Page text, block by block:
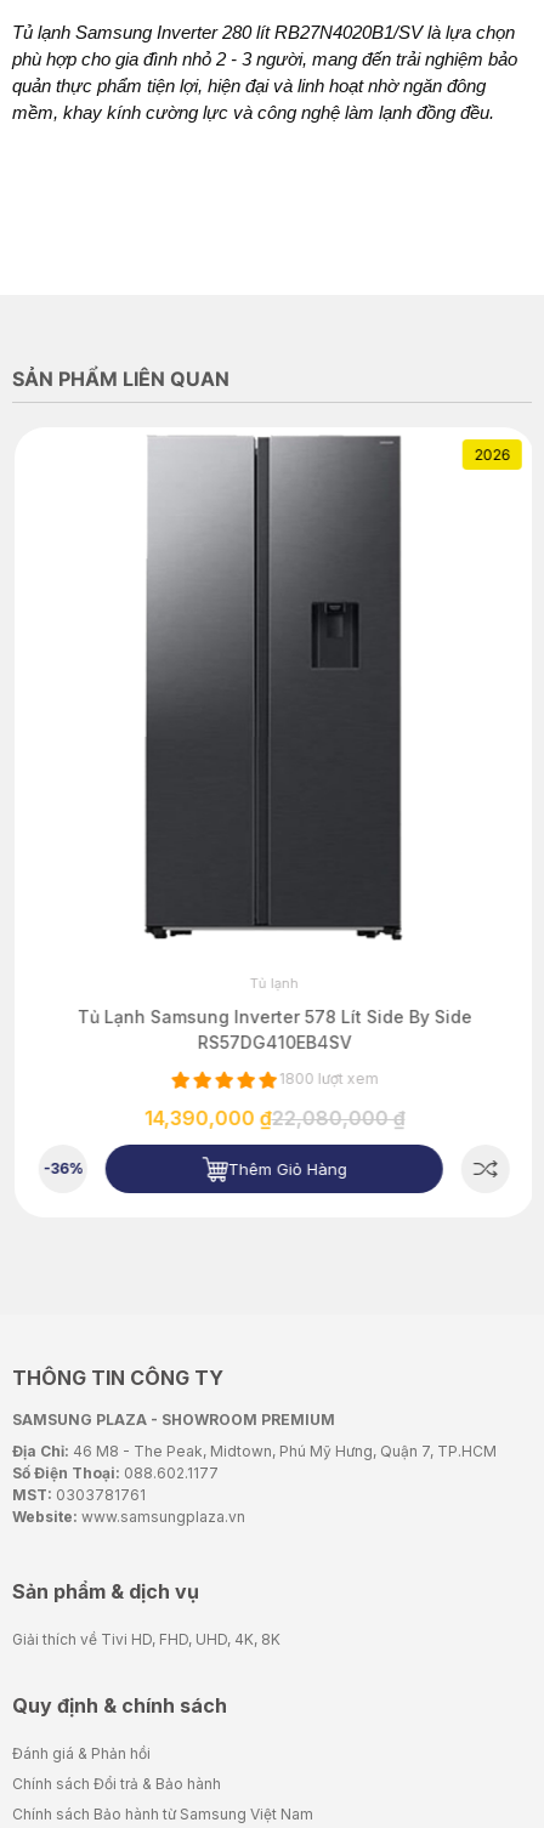
Tủ lạnh Samsung Inverter 280 lít RB27N4020B1/SV là lựa chọn
phù hợp cho gia đình nhỏ 2 - 3 người, mang đến trải nghiệm bảo
quản thực phẩm tiện lợi, hiện đại và linh hoạt nhờ ngăn đông
mềm, khay kính cường lực và công nghệ làm lạnh đồng đều.
SẢN PHẨM LIÊN QUAN
2026
Tủ lạnh
Tủ Lạnh Samsung Inverter 578 Lít Side By Side
RS57DG410EB4SV
1800 lượt xem
14,390,000 ₫22,080,000 ₫
-36% Thêm Giỏ Hàng
THÔNG TIN CÔNG TY
SAMSUNG PLAZA - SHOWROOM PREMIUM
Địa Chỉ: 46 M8 - The Peak, Midtown, Phú Mỹ Hưng, Quận 7, TP.HCM
Số Điện Thoại: 088.602.1177
MST: 0303781761
Website: www.samsungplaza.vn
Sản phẩm & dịch vụ
Giải thích về Tivi HD, FHD, UHD, 4K, 8K
Quy định & chính sách
Đánh giá & Phản hồi
Chính sách Đổi trả & Bảo hành
Chính sách Bảo hành từ Samsung Việt Nam